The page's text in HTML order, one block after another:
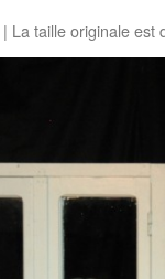
| La taille originale est